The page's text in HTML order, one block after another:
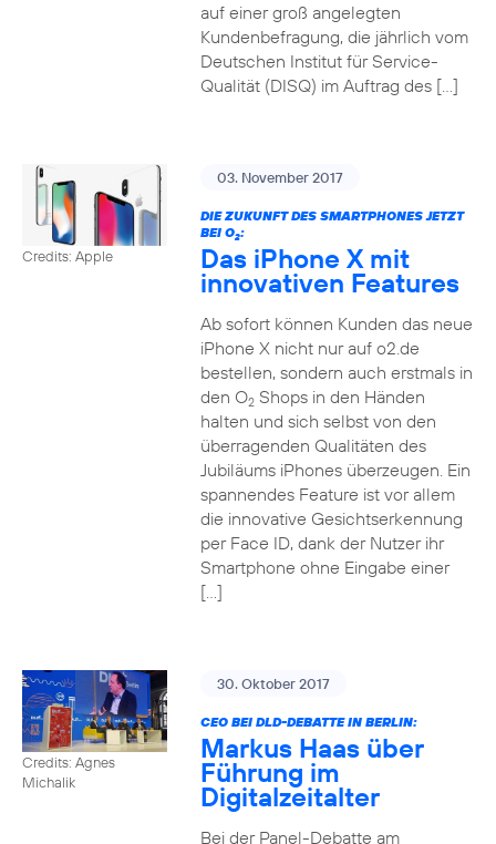
auf einer groß angelegten
Kundenbefragung, die jährlich vom
Deutschen Institut für Service-
Qualität (DISQ) im Auftrag des […]
Credits: Apple
03. November 2017
DIE ZUKUNFT DES SMARTPHONES JETZT
BEI O2:
Das iPhone X mit
innovativen Features
Ab sofort können Kunden das neue
iPhone X nicht nur auf o2.de
bestellen, sondern auch erstmals in
den O2Shops in den Händen
halten und sich selbst von den
überragenden Qualitäten des
Jubiläums iPhones überzeugen. Ein
spannendes Feature ist vor allem
die innovative Gesichtserkennung
per Face ID, dank der Nutzer ihr
Smartphone ohne Eingabe einer
[…]
Credits: Agnes
Michalik
30. Oktober 2017
CEO BEI DLD-DEBATTE IN BERLIN:
Markus Haas über
Führung im
Digitalzeitalter
Bei der Panel-Debatte am